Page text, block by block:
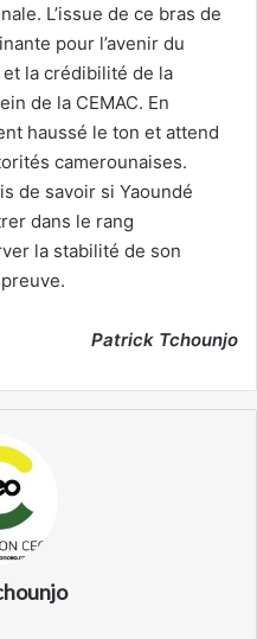
L’issue de ce bras de
pour l’avenir du
la crédibilité de la
de la CEMAC. En
haussé le ton et attend
camerounaises.
de savoir si Yaoundé
dans le rang
la stabilité de son
Patrick Tchounjo